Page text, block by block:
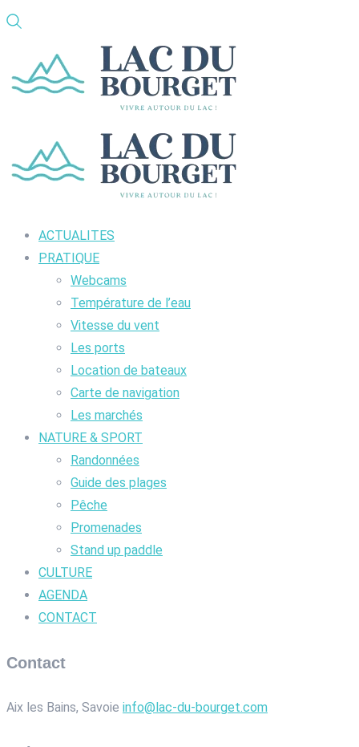
ACTUALITES
PRATIQUE
Webcams
Température de l’eau
Vitesse du vent
Les ports
Location de bateaux
Carte de navigation
Les marchés
NATURE & SPORT
Randonnées
Guide des plages
Pêche
Promenades
Stand up paddle
CULTURE
AGENDA
CONTACT
Contact
Aix les Bains, Savoie info@lac-du-bourget.com